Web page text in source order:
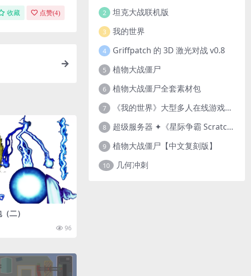
收藏 点赞(4)
二）
96
2 坦克大战联机版
3 我的世界
4 Griffpatch 的 3D 激光对战 v0.8
5 植物大战僵尸
6 植物大战僵尸全套素材包
7 《我的世界》大型多人在线游戏（MMO）v1.7
8 超级服务器 ✦《星际争霸 Scratch（经典版本）》
9 植物大战僵尸【中文复刻版】
10 几何冲刺